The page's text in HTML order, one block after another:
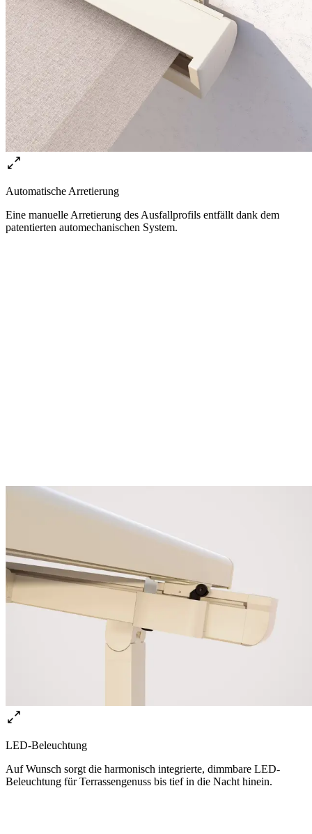
Automatische Arretierung
Eine manuelle Arretierung des Ausfallprofils entfällt dank dem
patentierten automechanischen System.
LED-Beleuchtung
Auf Wunsch sorgt die harmonisch integrierte, dimmbare LED-
Beleuchtung für Terrassengenuss bis tief in die Nacht hinein.